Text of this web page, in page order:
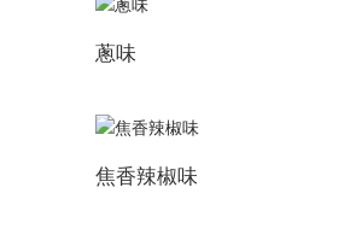
蔥味
焦香辣椒味